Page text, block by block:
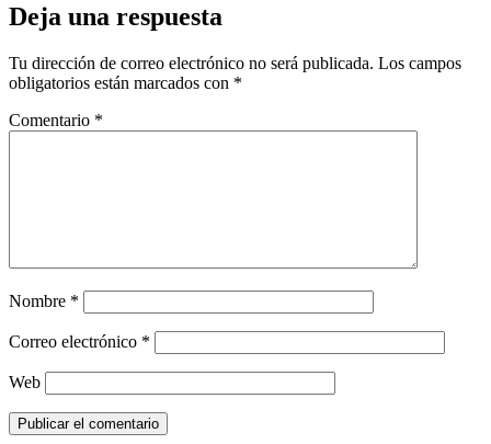
Deja una respuesta
Tu dirección de correo electrónico no será publicada. Los campos
obligatorios están marcados con *
Comentario *
Nombre *
Correo electrónico *
Web